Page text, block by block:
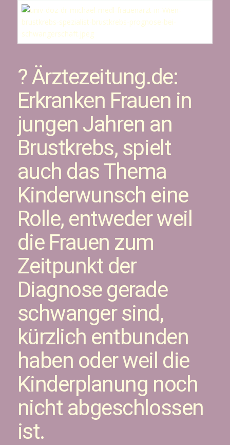
? Ärztezeitung.de:
Erkranken Frauen in
jungen Jahren an
Brustkrebs, spielt
auch das Thema
Kinderwunsch eine
Rolle, entweder weil
die Frauen zum
Zeitpunkt der
Diagnose gerade
schwanger sind,
kürzlich entbunden
haben oder weil die
Kinderplanung noch
nicht abgeschlossen
ist.